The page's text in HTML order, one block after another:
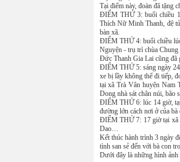
Tại điểm này, đoàn đã tặng
ĐIỂM THỨ 3: buổi chiều
Thích Nữ Minh Thanh, đệ
bàn xã.
ĐIỂM THỨ 4: buổi chiều
Nguyện - trụ trì chùa
Đức Thanh Gia Lai cũng đã
ĐIỂM THỨ 5: sáng ngày
xe bị lầy không thể đi tiếp,
tại xã Trà Vân huyện Nam
Dong nhà sát chân núi, bão
ĐIỂM THỨ 6: lúc 14 giờ,
đường lớn cách nơi ở của
ĐIỂM THỨ 7: 17 giờ tại xã
Dao…
Kết thúc hành trình 3 ngày
tình san sẻ đến với bà con
Dưới đây là những hình